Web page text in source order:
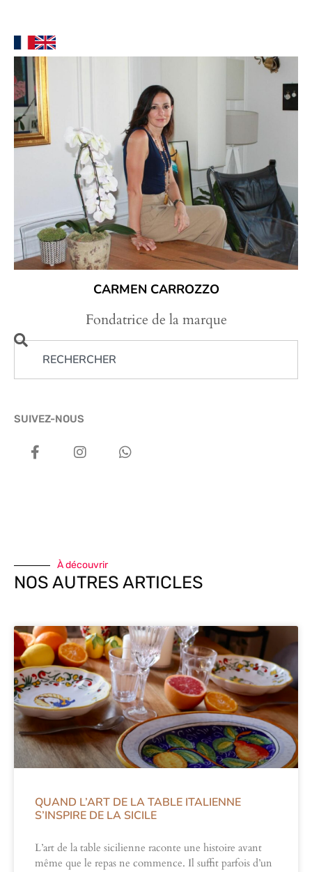
CARMEN CARROZZO
Fondatrice de la marque
SUIVEZ-NOUS
À découvrir
NOS AUTRES ARTICLES
QUAND L’ART DE LA TABLE ITALIENNE
S’INSPIRE DE LA SICILE
L’art de la table sicilienne raconte une histoire avant
même que le repas ne commence. Il suffit parfois d’un